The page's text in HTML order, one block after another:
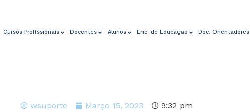
Cursos Profissionais Docentes Alunos Enc. de Educação Doc. Orientadores
wsuporte Março 15, 2023 9:32 pm